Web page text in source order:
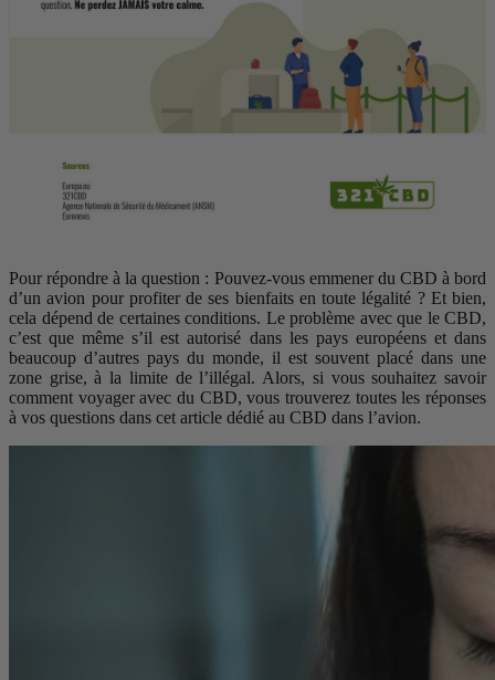
Pour répondre à la question : Pouvez-vous emmener du CBD à bord
d’un avion pour profiter de ses bienfaits en toute légalité ? Et bien,
cela dépend de certaines conditions. Le problème avec que le CBD,
c’est que même s’il est autorisé dans les pays européens et dans
beaucoup d’autres pays du monde, il est souvent placé dans une
zone grise, à la limite de l’illégal. Alors, si vous souhaitez savoir
comment voyager avec du CBD, vous trouverez toutes les réponses
à vos questions dans cet article dédié au CBD dans l’avion.